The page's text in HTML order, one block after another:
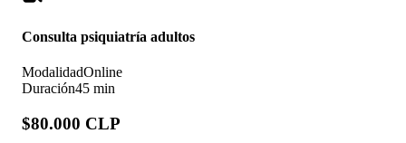
Consulta psiquiatría adultos
ModalidadOnline
Duración45 min
$80.000 CLP